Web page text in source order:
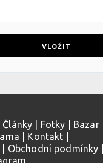
Články Fotky Bazar|
Kontakt
Obchodní podmínky